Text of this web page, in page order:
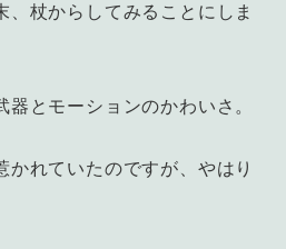
、杖からしてみることにしま
とモーションのかわいさ。
かれていたのですが、やはり